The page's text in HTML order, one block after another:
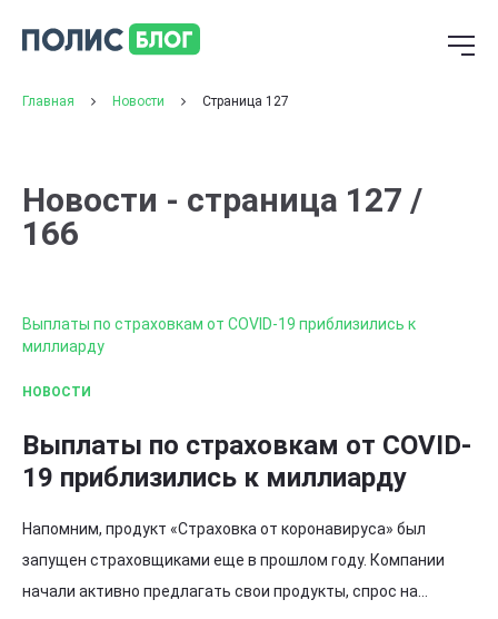
Главная Новости Страница 127
Новости - страница 127 /
166
НОВОСТИ
Выплаты по страховкам от COVID-
19 приблизились к миллиарду
Напомним, продукт «Страховка от коронавируса» был
запущен страховщиками еще в прошлом году. Компании
начали активно предлагать свои продукты, спрос на…
Выплаты по страховкам от COVID-19 приблизились к
миллиарду